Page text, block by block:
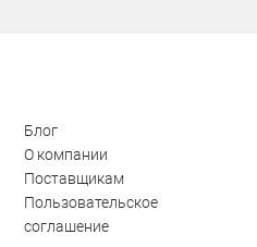
Блог
О компании
Поставщикам
Пользовательское
соглашение